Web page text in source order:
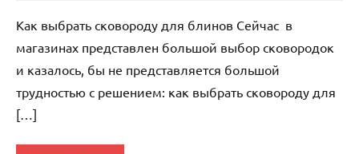
Как выбрать сковороду для блинов Сейчас в
магазинах представлен большой выбор сковородок
и казалось, бы не представляется большой
трудностью с решением: как выбрать сковороду для
[…]